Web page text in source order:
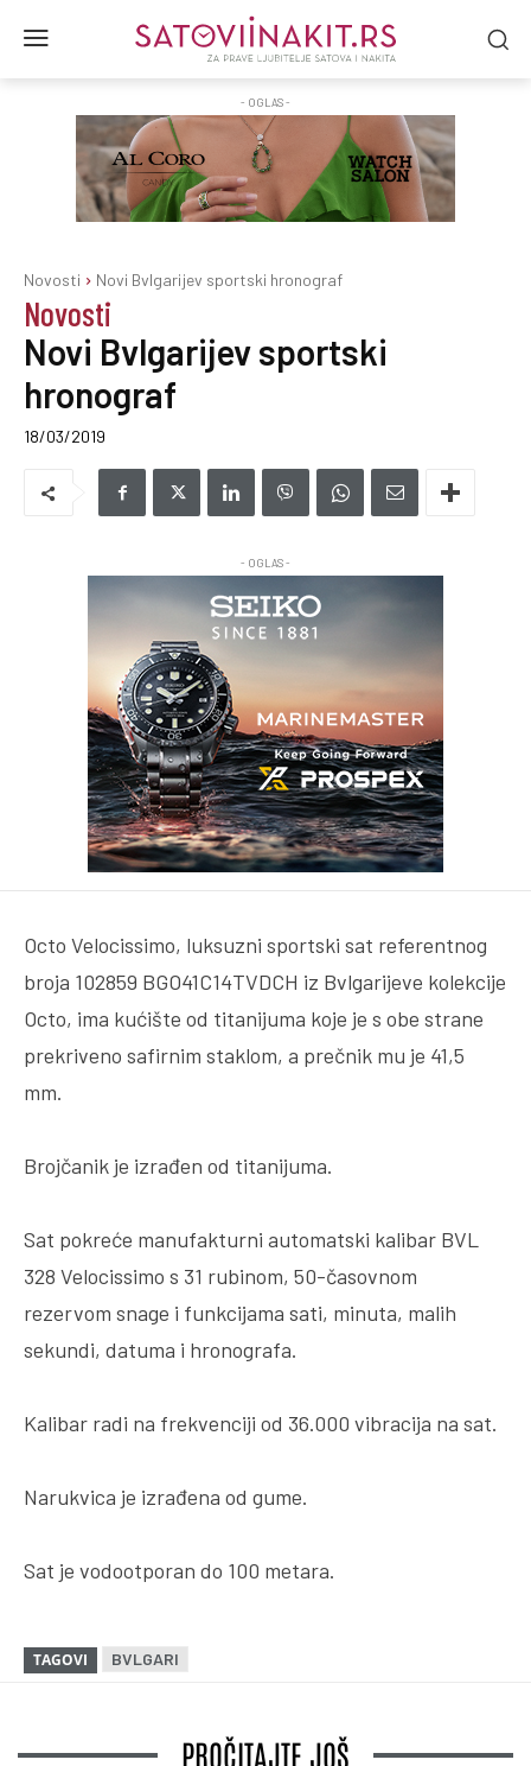
- OGLAS -
Novosti Novi Bvlgarijev sportski hronograf
Novosti
Novi Bvlgarijev sportski
hronograf
18/03/2019
- OGLAS -
Octo Velocissimo, luksuzni sportski sat referentnog
broja 102859 BGO41C14TVDCH iz Bvlgarijeve kolekcije
Octo, ima kućište od titanijuma koje je s obe strane
prekriveno safirnim staklom, a prečnik mu je 41,5
mm.
Brojčanik je izrađen od titanijuma.
Sat pokreće manufakturni automatski kalibar BVL
328 Velocissimo s 31 rubinom, 50-časovnom
rezervom snage i funkcijama sati, minuta, malih
sekundi, datuma i hronografa.
Kalibar radi na frekvenciji od 36.000 vibracija na sat.
Narukvica je izrađena od gume.
Sat je vodootporan do 100 metara.
TAGOVI BVLGARI
PROČITAJTE JOŠ